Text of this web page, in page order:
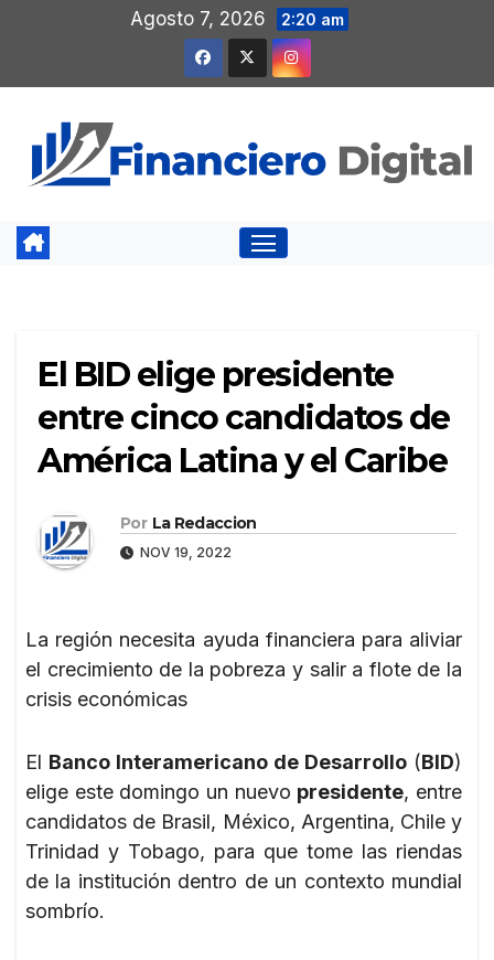
contenido
Agosto 7, 2026 2:20 am
El BID elige presidente
entre cinco candidatos de
América Latina y el Caribe
Por La Redaccion
NOV 19, 2022
La región necesita ayuda financiera para aliviar
el crecimiento de la pobreza y salir a flote de la
crisis económicas
El Banco Interamericano de Desarrollo (BID)
elige este domingo un nuevo presidente, entre
candidatos de Brasil, México, Argentina, Chile y
Trinidad y Tobago, para que tome las riendas
de la institución dentro de un contexto mundial
sombrío.